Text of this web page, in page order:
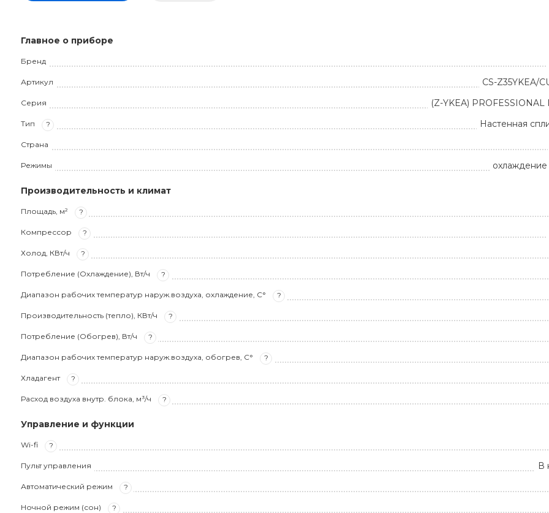
Главное о приборе
Бренд
Артикул CS-Z35YKEA/
Серия (Z-YKEA) PROFESSIONAL
Тип ? Настенная
Страна
Режимы
Производительность и климат
Площадь, м² ?
Компрессор ?
Холод, КВт/ч ?
Потребление (Охлаждение), Вт/ч ?
Диапазон рабочих температур наруж.воздуха, охлаждение, С° ?
Производительность (тепло), КВт/ч ?
Потребление (Обогрев), Вт/ч ?
Диапазон рабочих температур наруж.воздуха, обогрев, С° ?
Хладагент ?
Расход воздуха внутр. блока, м³/ч ?
Управление и функции
Wi-fi ?
Пульт управления В
Автоматический режим ?
Ночной режим (сон) ?